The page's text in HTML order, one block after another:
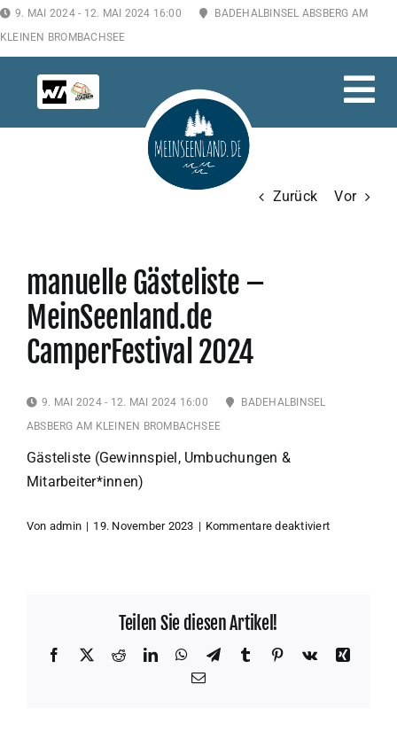
Zum
Inhalt
springen
9. MAI 2024 - 12. MAI 2024 16:00
BADEHALBINSEL ABSBERG AM
KLEINEN BROMBACHSEE
LOCATION
PROGRAMM
INFOS
GALERIE
KONTAKT
Zurück Vor
manuelle Gästeliste –
MeinSeenland.de
CamperFestival 2024
9. MAI 2024 - 12. MAI 2024 16:00
BADEHALBINSEL
ABSBERG AM KLEINEN BROMBACHSEE
Gästeliste (Gewinnspiel, Umbuchungen &
Mitarbeiter*innen)
Von admin | 19. November 2023 | Kommentare deaktiviertfür
Teilen Sie diesen Artikel!
Facebook
X RedditLinkedInWhatsApp
TelegramTumblr Pinterest
Vk
Xing
E-